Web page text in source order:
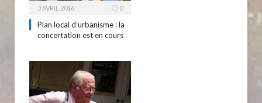
3 AVRIL 2016 0
Plan local d’urbanisme : la
concertation est en cours